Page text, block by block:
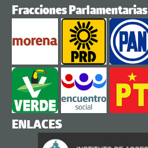
Fracciones Parlamentarias
ENLACES